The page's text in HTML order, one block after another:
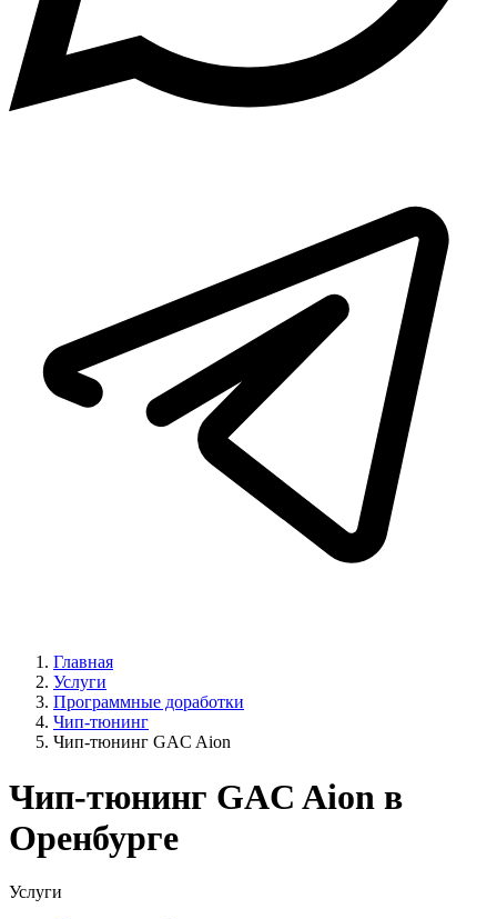
Главная
Услуги
Программные доработки
Чип-тюнинг
Чип-тюнинг GAC Aion
Чип-тюнинг GAC Aion в
Оренбурге
Услуги